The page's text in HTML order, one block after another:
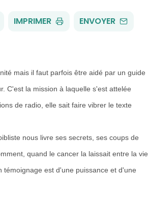
IMPRIMER ENVOYER PAR
mais il faut parfois être aidé par un guide
C'est la mission à laquelle s'est attelée
de radio, elle sait faire vibrer le texte
nous livre ses secrets, ses coups de
quand le cancer la laissait entre la vie
est d'une puissance et d'une